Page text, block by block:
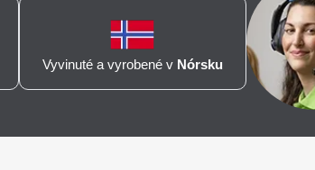
Vyvinuté a vyrobené v Nórsku